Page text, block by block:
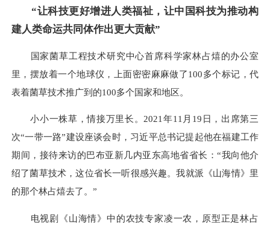
“让科技更好增进人类福祉，让中国科技为推动构
建人类命运共同体作出更大贡献”
国家菌草工程技术研究中心首席科学家林占熺的办公室
里，摆放着一个地球仪，上面密密麻麻做了100多个标记，代
表着菌草技术推广到的100多个国家和地区。
小小一株草，情接万里长。2021年11月19日，出席第三
次“一带一路”建设座谈会时，习近平总书记提起他在福建工作
期间，接待来访的巴布亚新几内亚东高地省省长：“我向他介
绍了菌草技术，这位省长一听很感兴趣。我就派《山海情》里
的那个林占熺去了。”
电视剧《山海情》中的农技专家凌一农，原型正是林占